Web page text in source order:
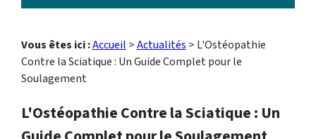
Vous êtes ici :Accueil >Actualités > L'Ostéopathie
Contre la Sciatique : Un Guide Complet pour le
Soulagement
L'Ostéopathie Contre la Sciatique : Un